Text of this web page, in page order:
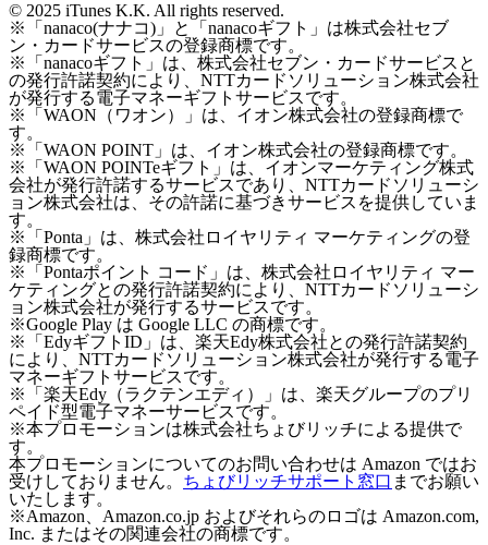
© 2025 iTunes K.K. All rights reserved.
※「nanaco(ナナコ)」と「nanacoギフト」は株式会社セブ
ン・カードサービスの登録商標です。
※「nanacoギフト」は、株式会社セブン・カードサービスと
の発行許諾契約により、NTTカードソリューション株式会社
が発行する電子マネーギフトサービスです。
※「WAON（ワオン）」は、イオン株式会社の登録商標で
す。
※「WAON POINT」は、イオン株式会社の登録商標です。
※「WAON POINTeギフト」は、イオンマーケティング株式
会社が発行許諾するサービスであり、NTTカードソリューシ
ョン株式会社は、その許諾に基づきサービスを提供していま
す。
※「Ponta」は、株式会社ロイヤリティ マーケティングの登
録商標です。
※「Pontaポイント コード」は、株式会社ロイヤリティ マー
ケティングとの発行許諾契約により、NTTカードソリューシ
ョン株式会社が発行するサービスです。
※Google Play は Google LLC の商標です。
※「EdyギフトID」は、楽天Edy株式会社との発行許諾契約
により、NTTカードソリューション株式会社が発行する電子
マネーギフトサービスです。
※「楽天Edy（ラクテンエディ）」は、楽天グループのプリ
ペイド型電子マネーサービスです。
※本プロモーションは株式会社ちょびリッチによる提供で
す。
本プロモーションについてのお問い合わせは Amazon ではお
受けしておりません。 ちょびリッチサポート窓口 までお願い
いたします。
※Amazon、Amazon.co.jp およびそれらのロゴは Amazon.com,
Inc. またはその関連会社の商標です。